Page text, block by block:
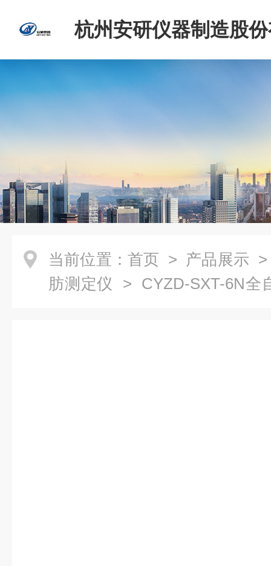
杭州安研仪器制造股
司
当前位置： 首页 > 产品展示
肪测定仪 > CYZD-SXT-6N全自